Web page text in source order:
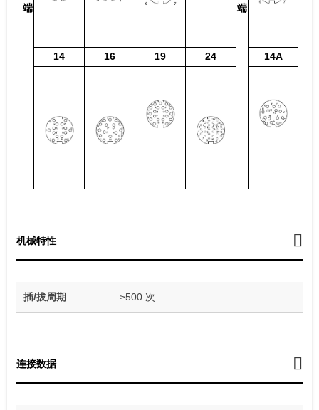
端
端
14 16 19 24 14A
机械特性
插/拔周期 ≥500 次
连接数据